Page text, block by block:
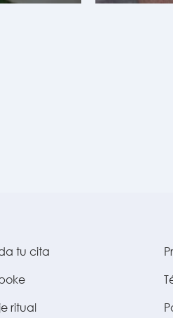
tu cita
ritual